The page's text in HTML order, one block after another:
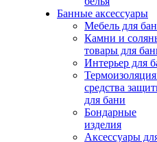
Банные аксессуары
Мебель для
Камни и
товары для
Интерьер для
средства
для бани
Бондарные
изделия
Аксеcсуары